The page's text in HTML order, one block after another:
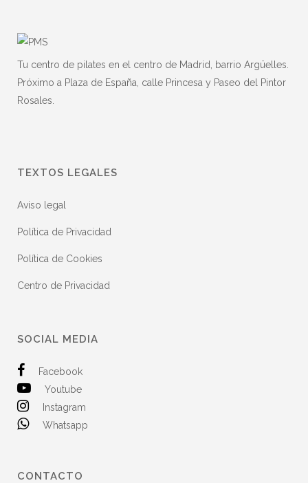
Tu centro de pilates en el centro de Madrid, barrio Argüelles.
Próximo a Plaza de España, calle Princesa y Paseo del Pintor
Rosales.
TEXTOS LEGALES
Aviso legal
Política de Privacidad
Política de Cookies
Centro de Privacidad
SOCIAL MEDIA
Facebook
Youtube
Instagram
Whatsapp
CONTACTO